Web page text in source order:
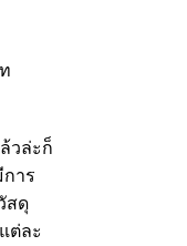
วล่ะก็
การ
สดุ
ต่ละ